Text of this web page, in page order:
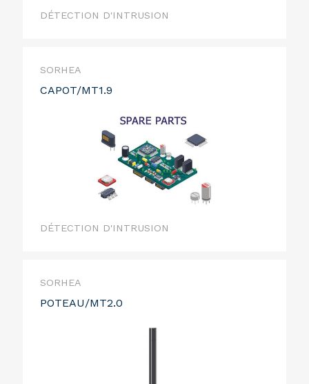
DÉTECTION D'INTRUSION
SORHEA
CAPOT/MT1.9
DÉTECTION D'INTRUSION
SORHEA
POTEAU/MT2.0